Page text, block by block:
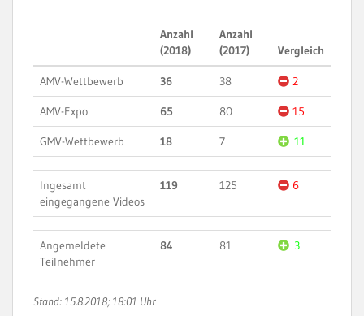
Anzahl
(2018)
Anzahl
(2017)
Vergleich
AMV-Wettbewerb 36 38 2
AMV-Expo 65 80 15
GMV-Wettbewerb 18 7 11
Ingesamt
eingegangene Videos
119 125 6
Angemeldete
Teilnehmer
84 81 3
Stand: 15.8.2018; 18:01 Uhr